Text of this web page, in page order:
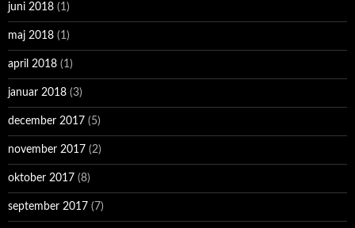
juni 2018 (1)
maj 2018 (1)
april 2018 (1)
januar 2018 (3)
december 2017 (5)
november 2017 (2)
oktober 2017 (8)
september 2017 (7)